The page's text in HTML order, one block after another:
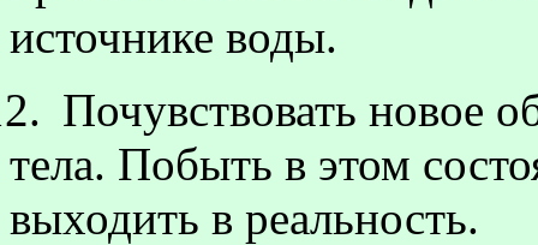
источнике воды.
Почувствовать новое
тела. Побыть в этом
выходить в реальность.